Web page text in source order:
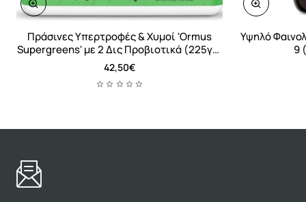
Πράσινες Υπερτροφές & Χυμοί 'Ormus
Supergreens' με 2 Δις Προβιοτικά (225γρ)
Sunwarrior
42,50€
-10%
Υψηλό
9